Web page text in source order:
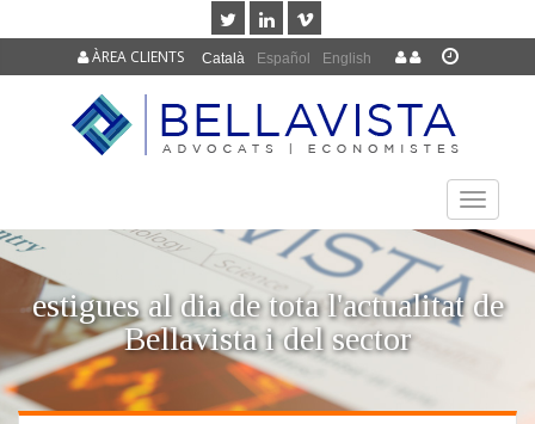
Català Español English
ÀREA CLIENTS
TOGGLE
estigues al dia de tota l'actualitat de
Bellavista i del sector